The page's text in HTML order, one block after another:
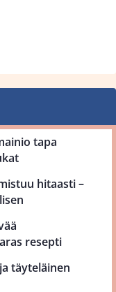
tapa
hitaasti –
resepti
täyteläinen